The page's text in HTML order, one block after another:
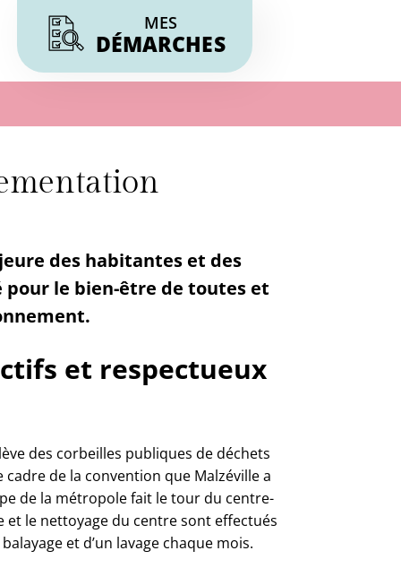
MES
DÉMARCHES
des habitantes et des
le bien-être de toutes et
et respectueux
des corbeilles publiques de déchets
de la convention que Malzéville a
de la métropole fait le tour du centre-
et le nettoyage du centre sont effectués
et d’un lavage chaque mois.